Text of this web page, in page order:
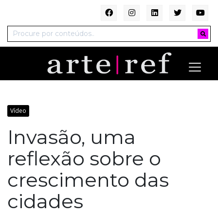
Vídeo
Invasão, uma
reflexão sobre o
crescimento das
cidades